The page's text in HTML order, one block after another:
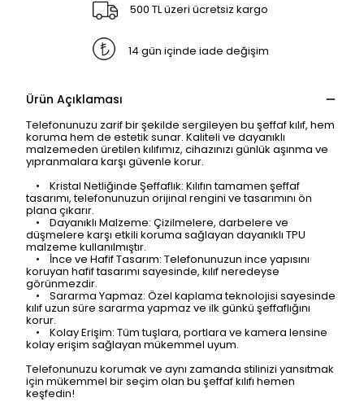
500 TL üzeri ücretsiz kargo
14 gün içinde iade değişim
Ürün Açıklaması
Telefonunuzu zarif bir şekilde sergileyen bu şeffaf kılıf, hem
koruma hem de estetik sunar. Kaliteli ve dayanıklı
malzemeden üretilen kılıfımız, cihazınızı günlük aşınma ve
yıpranmalara karşı güvenle korur.
• Kristal Netliğinde Şeffaflık: Kılıfın tamamen şeffaf
tasarımı, telefonunuzun orijinal rengini ve tasarımını ön
plana çıkarır.
• Dayanıklı Malzeme: Çizilmelere, darbelere ve
düşmelere karşı etkili koruma sağlayan dayanıklı TPU
malzeme kullanılmıştır.
• İnce ve Hafif Tasarım: Telefonunuzun ince yapısını
koruyan hafif tasarımı sayesinde, kılıf neredeyse
görünmezdir.
• Sararma Yapmaz: Özel kaplama teknolojisi sayesinde
kılıf uzun süre sararma yapmaz ve ilk günkü şeffaflığını
korur.
• Kolay Erişim: Tüm tuşlara, portlara ve kamera lensine
kolay erişim sağlayan mükemmel uyum.
Telefonunuzu korumak ve aynı zamanda stilinizi yansıtmak
için mükemmel bir seçim olan bu şeffaf kılıfı hemen
keşfedin!
SAFARİ GİZLİ SEKME
UYARISI
Ödeme ekranı gizli sekmede
açılmayabilir.